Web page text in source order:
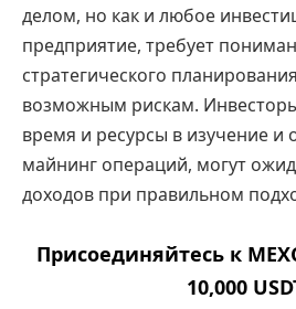
делом, но как и любое
предприятие, требует
стратегического
возможным рискам.
время и ресурсы в изучение и
майнинг операций, могут
доходов при правильном
Присоединяйтесь к
10,000